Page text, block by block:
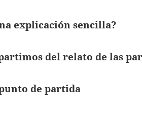
explicación sencilla?
del relato de las
de partida